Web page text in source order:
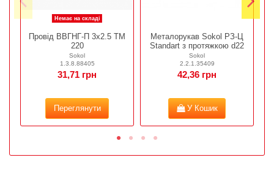
Немає на складі
Провід ВВГНГ-П 3х2.5 ТМ
220
Sokol
1.3.8.88405
31,71 грн
Переглянути
Металорукав Sokol РЗ-Ц
Standart з протяжкою d22
Sokol
2.2.1.35409
42,36 грн
У Кошик